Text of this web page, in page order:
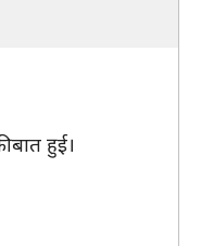
बात हुई।